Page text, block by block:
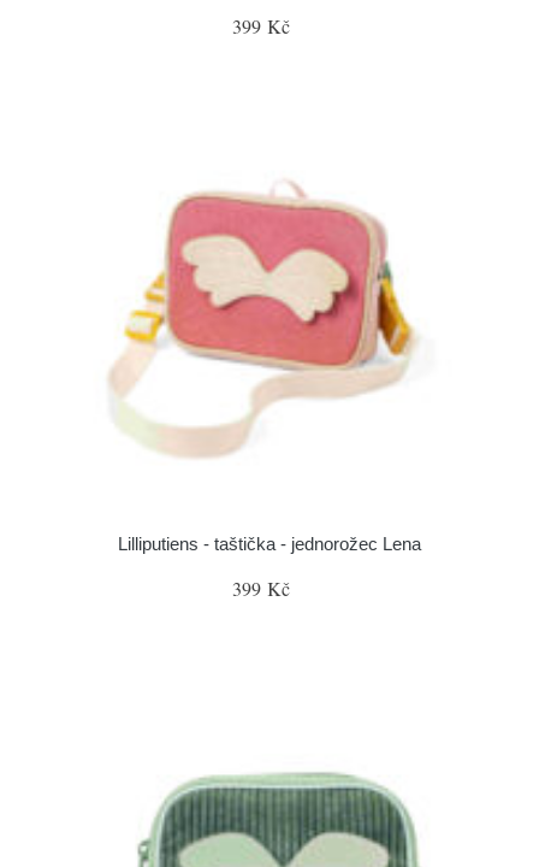
399 Kč
Lilliputiens - taštička - jednorožec Lena
399 Kč